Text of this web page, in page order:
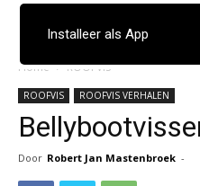
Home ROOFVIS
ROOFVIS ROOFVIS VERHALEN
Door Robert Jan Mastenbroek -
Installeer als App